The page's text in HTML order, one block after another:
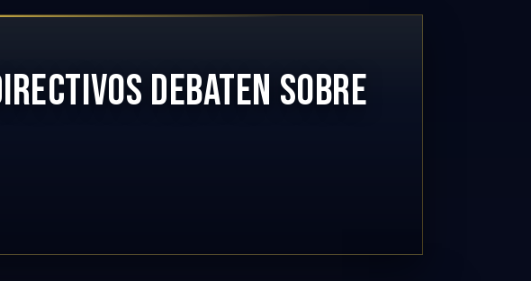
DEBATEN SOBRE